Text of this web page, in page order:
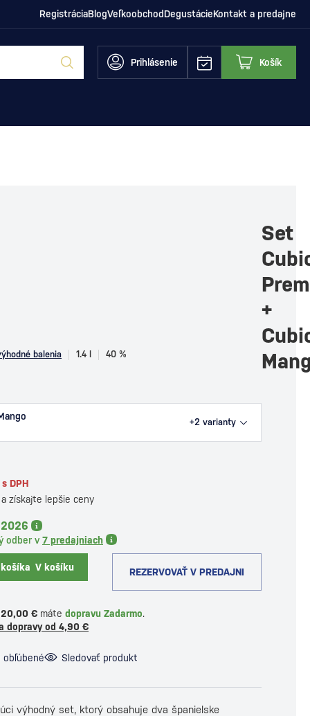
RegistráciaBlogVeľkoobchodDegustácieKontakt a predajne
Prihlásenie Košík
balenia 1.4 l 40 %
Set
+
+2 varianty
s DPH
a získajte lepšie ceny
odber v 7 predajniach
V košíku REZERVOVAŤ V PREDAJNI
€ máte dopravu Zadarmo.
dopravy od 4,90 €
obľúbené Sledovať produkt
výhodný set, ktorý obsahuje dva španielske